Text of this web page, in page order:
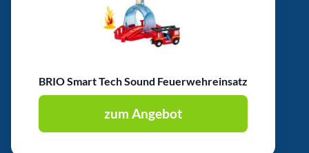
BRIO Smart Tech Sound Feuerwehreinsatz
zum Angebot